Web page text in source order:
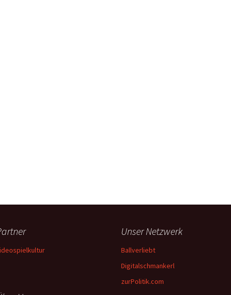
Unser Netzwerk
Ballverliebt
Digitalschmankerl
zurPolitik.com